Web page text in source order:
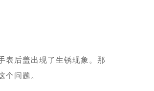
表后盖出现了生锈现象。那
个问题。